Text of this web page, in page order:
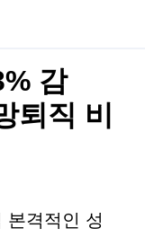
감
퇴직 비
격적인 성